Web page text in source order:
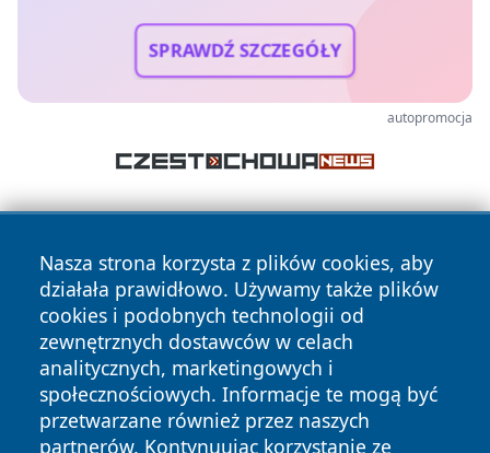
SPRAWDŹ SZCZEGÓŁY
autopromocja
Nasza strona korzysta z plików cookies, aby
działała prawidłowo. Używamy także plików
cookies i podobnych technologii od
zewnętrznych dostawców w celach
analitycznych, marketingowych i
społecznościowych. Informacje te mogą być
przetwarzane również przez naszych
partnerów. Kontynuując korzystanie ze
Copyright © 2026 przemyslonline.pl Wszystkie prawa
zastrzeżone.
Polityka Polityka